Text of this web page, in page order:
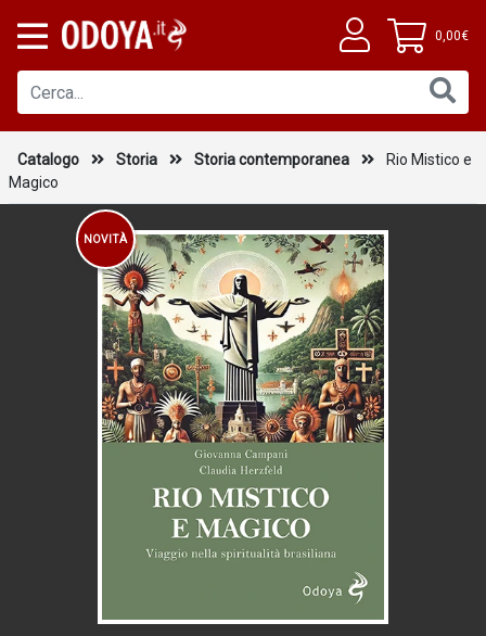
0,00€
Catalogo Storia Storia contemporanea
Rio Mistico e
Magico
NOVITÀ